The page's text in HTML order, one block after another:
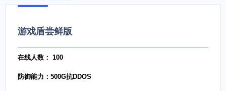
游戏盾尝鲜版
在线人数： 100
防御能力：500G抗DDOS